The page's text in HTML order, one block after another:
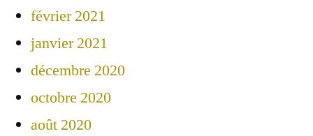
février 2021
janvier 2021
décembre 2020
octobre 2020
août 2020